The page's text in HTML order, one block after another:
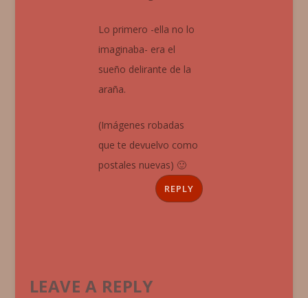
Lo primero -ella no lo
imaginaba- era el
sueño delirante de la
araña.
(Imágenes robadas
que te devuelvo como
postales nuevas) 🙂
REPLY
LEAVE A REPLY